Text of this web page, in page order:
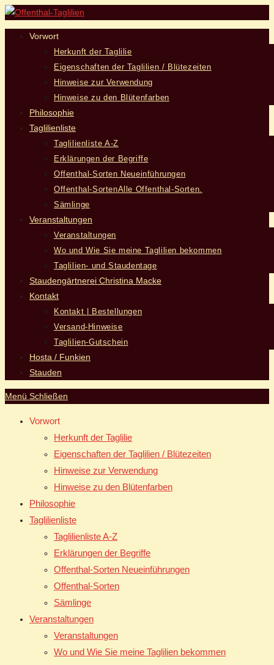
Vorwort
Herkunft der Taglilie
Eigenschaften der Taglilien / Blütezeiten
Hinweise zur Verwendung
Hinweise zu den Blütenfarben
Philosophie
Taglilienliste
Taglilienliste A-Z
Erklärungen der Begriffe
Offenthal-Sorten Neueinführungen
Offenthal-SortenAlle Offenthal-Sorten.
Sämlinge
Veranstaltungen
Veranstaltungen
Wo und Wie Sie meine Taglilien bekommen
Taglilien- und Staudentage
Staudengärtnerei Christina Macke
Kontakt
Kontakt | Bestellungen
Versand-Hinweise
Taglilien-Gutschein
Hosta / Funkien
Stauden
Menü Schließen
Vorwort
Herkunft der Taglilie
Eigenschaften der Taglilien / Blütezeiten
Hinweise zur Verwendung
Hinweise zu den Blütenfarben
Philosophie
Taglilienliste
Taglilienliste A-Z
Erklärungen der Begriffe
Offenthal-Sorten Neueinführungen
Offenthal-Sorten
Sämlinge
Veranstaltungen
Veranstaltungen
Wo und Wie Sie meine Taglilien bekommen